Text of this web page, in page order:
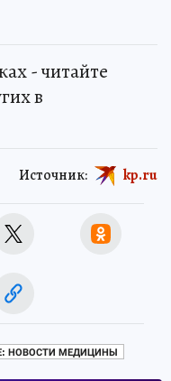
- читайте
в
Источник: kp.ru
НОВОСТИ МЕДИЦИНЫ